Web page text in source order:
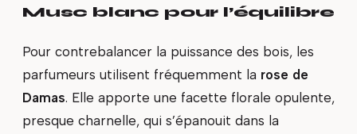
Musc blanc pour l’équilibre
Pour contrebalancer la puissance des bois, les
parfumeurs utilisent fréquemment la rose de
Damas. Elle apporte une facette florale opulente,
presque charnelle, qui s’épanouit dans la